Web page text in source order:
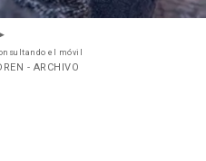
el móvil
- ARCHIVO